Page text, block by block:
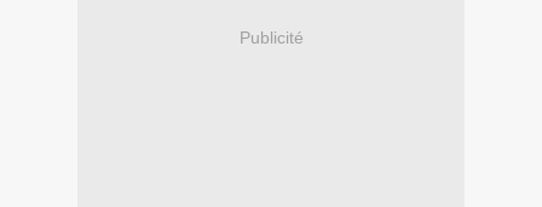
Publicité